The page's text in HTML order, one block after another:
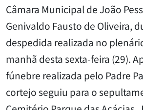
Câmara Municipal de João
Genivaldo Fausto de Oliveira,
despedida realizada no
manhã desta sexta-feira (29).
fúnebre realizada pelo Padre
cortejo seguiu para o